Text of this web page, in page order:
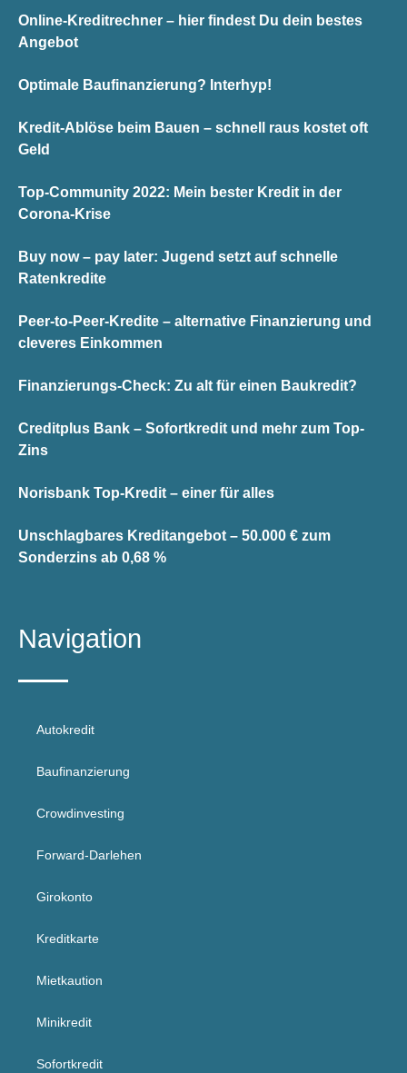
Online-Kreditrechner – hier findest Du dein bestes
Angebot
Optimale Baufinanzierung? Interhyp!
Kredit-Ablöse beim Bauen – schnell raus kostet oft
Geld
Top-Community 2022: Mein bester Kredit in der
Corona-Krise
Buy now – pay later: Jugend setzt auf schnelle
Ratenkredite
Peer-to-Peer-Kredite – alternative Finanzierung und
cleveres Einkommen
Finanzierungs-Check: Zu alt für einen Baukredit?
Creditplus Bank – Sofortkredit und mehr zum Top-
Zins
Norisbank Top-Kredit – einer für alles
Unschlagbares Kreditangebot – 50.000 € zum
Sonderzins ab 0,68 %
Navigation
Autokredit
Baufinanzierung
Crowdinvesting
Forward-Darlehen
Girokonto
Kreditkarte
Mietkaution
Minikredit
Sofortkredit